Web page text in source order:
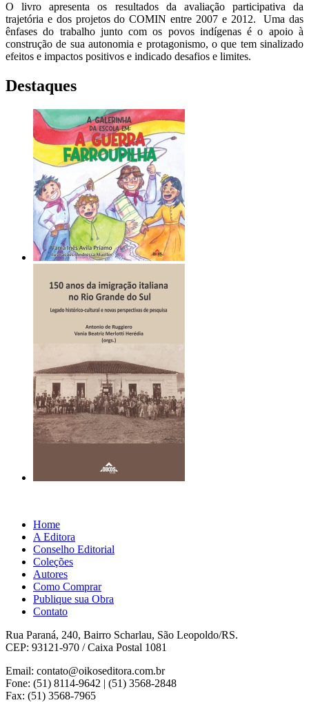
O livro apresenta os resultados da avaliação participativa da
trajetória e dos projetos do COMIN entre 2007 e 2012. Uma das
ênfases do trabalho junto com os povos indígenas é o apoio à
construção de sua autonomia e protagonismo, o que tem sinalizado
efeitos e impactos positivos e indicado desafios e limites.
Destaques
Home
A Editora
Conselho Editorial
Coleções
Autores
Como Comprar
Publique sua Obra
Contato
Rua Paraná, 240, Bairro Scharlau, São Leopoldo/RS.
CEP: 93121-970 / Caixa Postal 1081
Email: contato@oikoseditora.com.br
Fone: (51) 8114-9642 | (51) 3568-2848
Fax: (51) 3568-7965